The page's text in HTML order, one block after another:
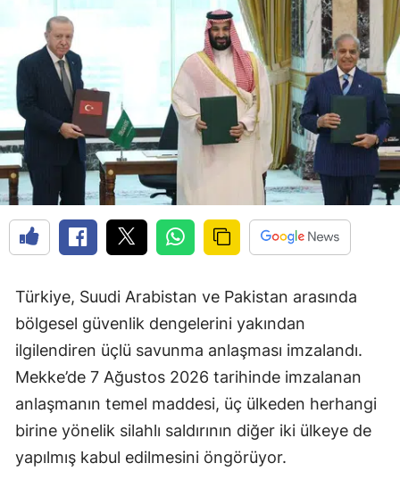
Türkiye, Suudi Arabistan ve Pakistan arasında
bölgesel güvenlik dengelerini yakından
ilgilendiren üçlü savunma anlaşması imzalandı.
Mekke’de 7 Ağustos 2026 tarihinde imzalanan
anlaşmanın temel maddesi, üç ülkeden herhangi
birine yönelik silahlı saldırının diğer iki ülkeye de
yapılmış kabul edilmesini öngörüyor.